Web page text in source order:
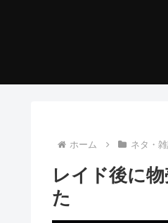
ホーム ネタ・
レイド後に
た